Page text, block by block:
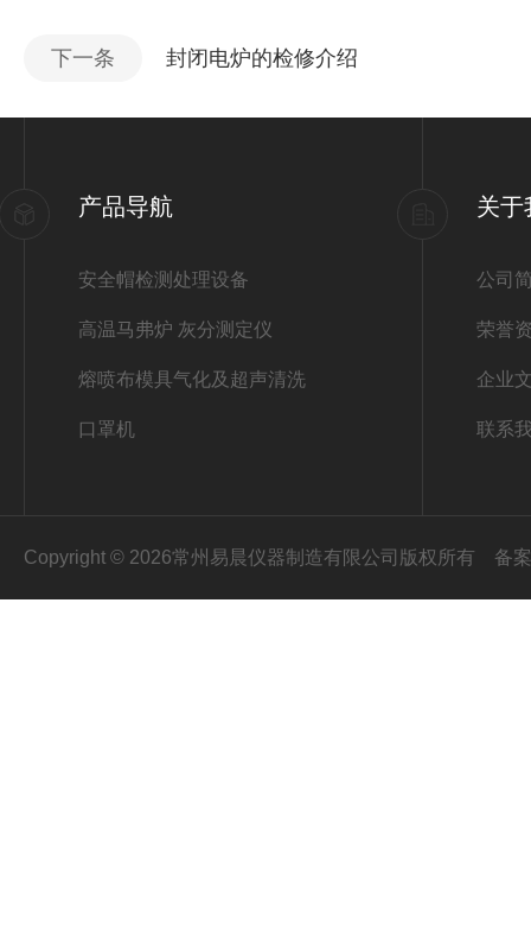
下一条 封闭电炉的检修介绍
产品导航
安全帽检测处理设备
高温马弗炉 灰分测定仪
熔喷布模具气化及超声清洗
口罩机
关于
公司
荣誉
企业
联系
Copyright © 2026常州易晨仪器制造有限公司版权所有 备